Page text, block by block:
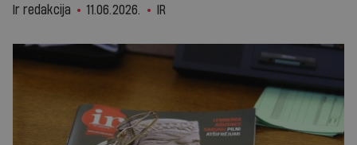
Ir redakcija 11.06.2026. IR